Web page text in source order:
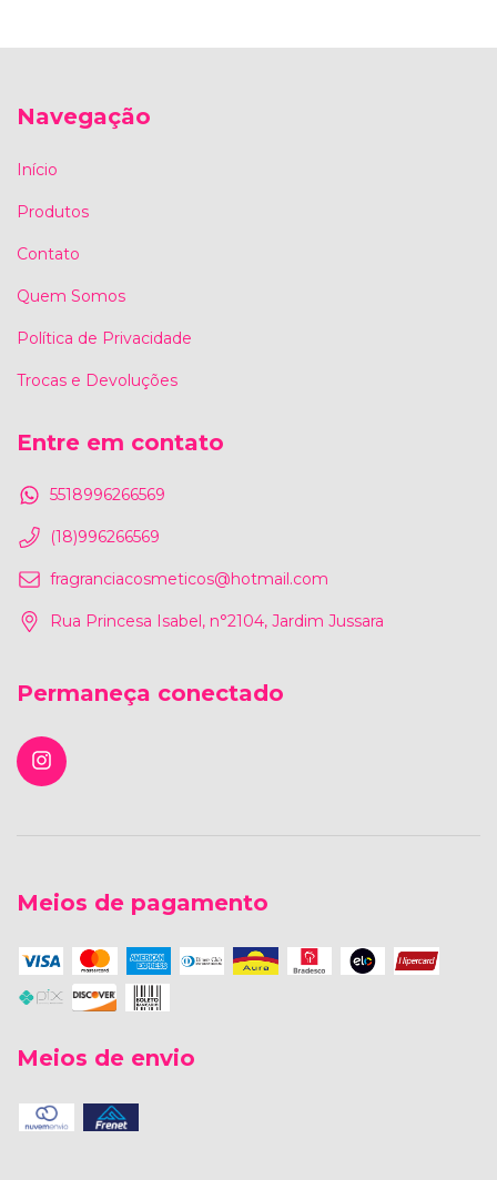
Navegação
Início
Produtos
Contato
Quem Somos
Política de Privacidade
Trocas e Devoluções
Entre em contato
5518996266569
(18)996266569
fragranciacosmeticos@hotmail.com
Rua Princesa Isabel, n°2104, Jardim Jussara
Permaneça conectado
Meios de pagamento
Meios de envio